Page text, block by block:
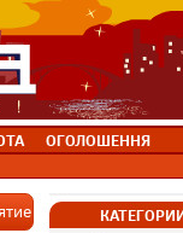
ОГОЛОШЕННЯ